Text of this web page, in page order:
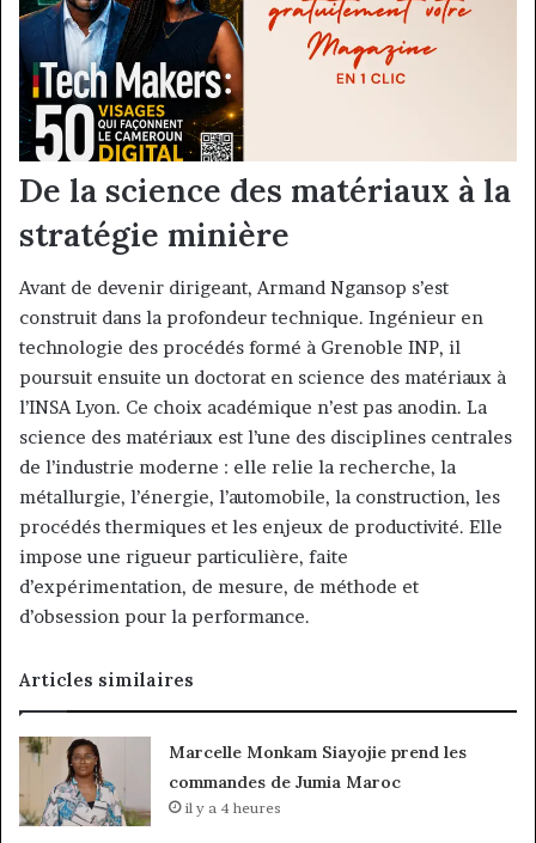
De la science des matériaux à la
stratégie minière
Avant de devenir dirigeant, Armand Ngansop s’est
construit dans la profondeur technique. Ingénieur en
technologie des procédés formé à Grenoble INP, il
poursuit ensuite un doctorat en science des matériaux à
l’INSA Lyon. Ce choix académique n’est pas anodin. La
science des matériaux est l’une des disciplines centrales
de l’industrie moderne : elle relie la recherche, la
métallurgie, l’énergie, l’automobile, la construction, les
procédés thermiques et les enjeux de productivité. Elle
impose une rigueur particulière, faite
d’expérimentation, de mesure, de méthode et
d’obsession pour la performance.
Articles similaires
Marcelle Monkam Siayojie prend les
commandes de Jumia Maroc
il y a 4 heures